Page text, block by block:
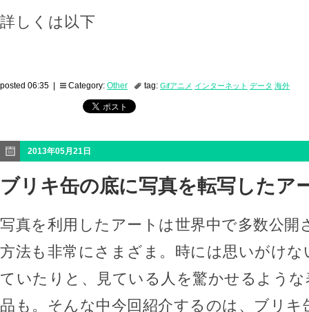
詳しくは以下
posted 06:35 | Category: Other tag: Gifアニメ インターネット データ 海外
2013年05月21日
ブリキ缶の底に写真を転写したア
写真を利用したアートは世界中で多数公開
方法も非常にさまざま。時には思いがけな
ていたりと、見ている人を驚かせるよう
品も。そんな中今回紹介するのは、ブリキ